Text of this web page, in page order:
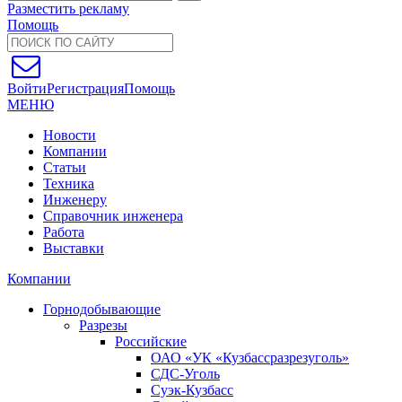
Разместить рекламу
Помощь
ВойтиРегистрацияПомощь
МЕНЮ
Новости
Компании
Статьи
Техника
Инженеру
Справочник инженера
Работа
Выставки
Компании
Горнодобывающие
Разрезы
Российские
ОАО «УК «Кузбассразрезуголь»
СДС-Уголь
Суэк-Кузбасс